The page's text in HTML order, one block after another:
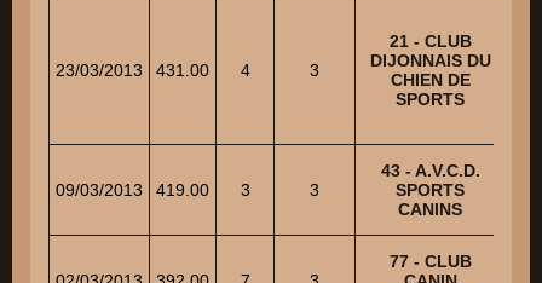
23/03/2013 431.00 4 3
21 - CLUB
DIJONNAIS DU
CHIEN DE
SPORTS
09/03/2013 419.00 3 3
43 - A.V.C.D.
SPORTS
CANINS
77 - CLUB